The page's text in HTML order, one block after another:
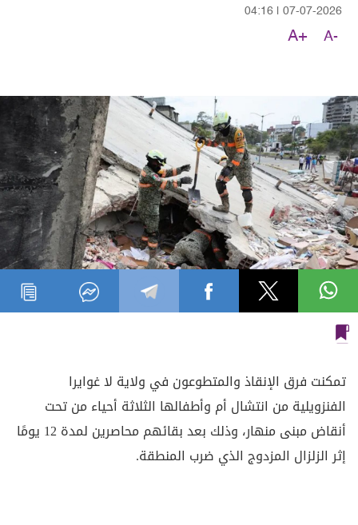
07-07-2026
04:16
A-
A+
تمكنت فرق الإنقاذ والمتطوعون في ولاية لا غوايرا
الفنزويلية من انتشال أم وأطفالها الثلاثة أحياء من تحت
أنقاض مبنى منهار، وذلك بعد بقائهم محاصرين لمدة 12 يومًا
إثر الزلزال المزدوج الذي ضرب المنطقة.